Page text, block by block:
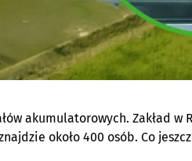
akumulatorowych. Zakład w
około 400 osób. Co